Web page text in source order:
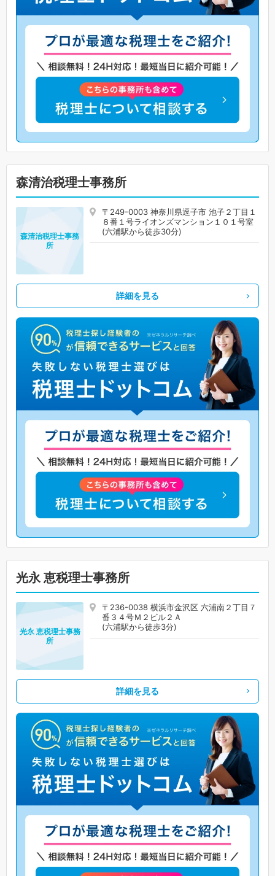
森清治税理士事務所
〒249-0003 神奈川県逗子市 池子２丁目１
８番１号ライオンズマンション１０１号室
(六浦駅から徒歩30分)
森清治税理士事務
所
詳細を見る
光永 恵税理士事務所
〒236-0038 横浜市金沢区 六浦南２丁目７
番３４号Ｍ２ビル２Ａ
(六浦駅から徒歩3分)
光永 恵税理士事務
所
詳細を見る